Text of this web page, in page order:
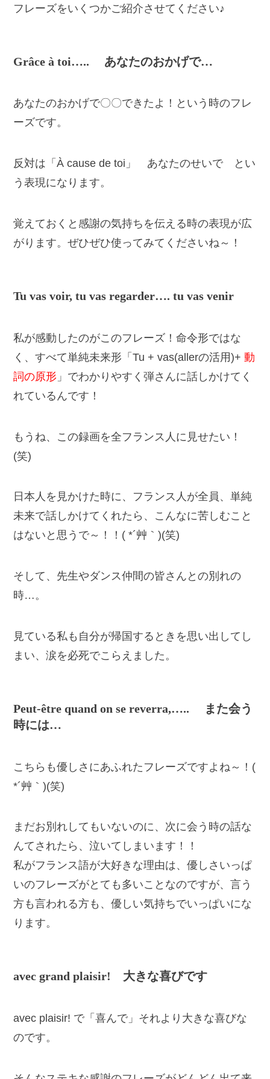
フレーズをいくつかご紹介させてください♪
Grâce à toi….. あなたのおかげで…
あなたのおかげで〇〇できたよ！という時のフレ
ーズです。
反対は「À cause de toi」 あなたのせいで とい
う表現になります。
覚えておくと感謝の気持ちを伝える時の表現が広
がります。ぜひぜひ使ってみてくださいね～！
Tu vas voir, tu vas regarder…. tu vas venir
私が感動したのがこのフレーズ！命令形ではな
く、すべて単純未来形「Tu + vas(allerの活用)+ 動
詞の原形 」でわかりやすく弾さんに話しかけてく
れているんです！
もうね、この録画を全フランス人に見せたい！
(笑)
日本人を見かけた時に、フランス人が全員、単純
未来で話しかけてくれたら、こんなに苦しむこと
はないと思うで～！！( *´艸｀)(笑)
そして、先生やダンス仲間の皆さんとの別れの
時…。
見ている私も自分が帰国するときを思い出してし
まい、涙を必死でこらえました。
Peut-être quand on se reverra,….. また会う
時には…
こちらも優しさにあふれたフレーズですよね～！(
*´艸｀)(笑)
まだお別れしてもいないのに、次に会う時の話な
んてされたら、泣いてしまいます！！
私がフランス語が大好きな理由は、優しさいっぱ
いのフレーズがとても多いことなのですが、言う
方も言われる方も、優しい気持ちでいっぱいにな
ります。
avec grand plaisir! 大きな喜びです
avec plaisir! で「喜んで」それより大きな喜びな
のです。